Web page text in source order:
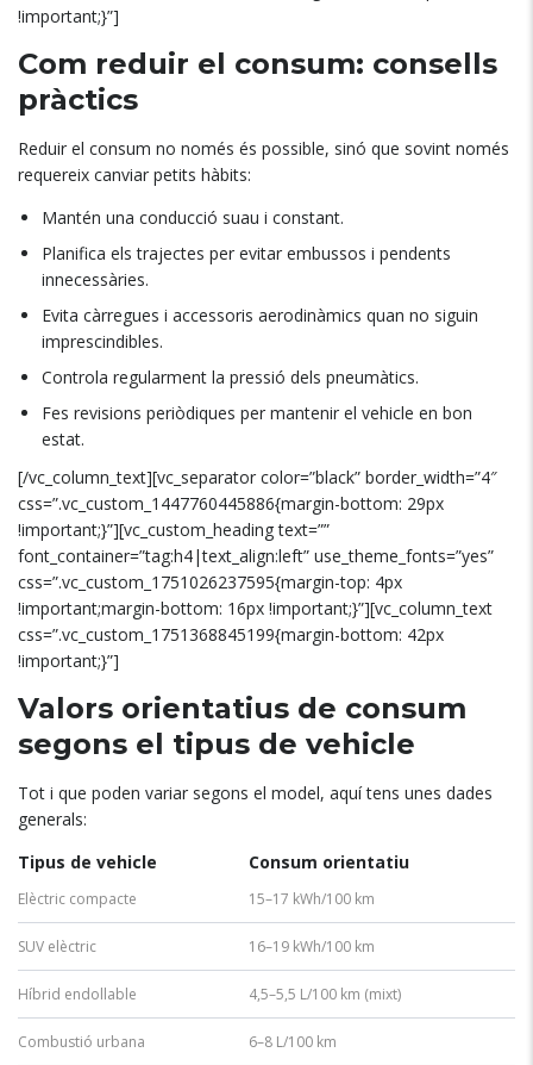
!important;}”]
Com reduir el consum: consells
pràctics
Reduir el consum no només és possible, sinó que sovint només
requereix canviar petits hàbits:
Mantén una conducció suau i constant.
Planifica els trajectes per evitar embussos i pendents
innecessàries.
Evita càrregues i accessoris aerodinàmics quan no siguin
imprescindibles.
Controla regularment la pressió dels pneumàtics.
Fes revisions periòdiques per mantenir el vehicle en bon
estat.
[/vc_column_text][vc_separator color=”black” border_width=”4″
css=”.vc_custom_1447760445886{margin-bottom: 29px
!important;}”][vc_custom_heading text=””
font_container=”tag:h4|text_align:left” use_theme_fonts=”yes”
css=”.vc_custom_1751026237595{margin-top: 4px
!important;margin-bottom: 16px !important;}”][vc_column_text
css=”.vc_custom_1751368845199{margin-bottom: 42px
!important;}”]
Valors orientatius de consum
segons el tipus de vehicle
Tot i que poden variar segons el model, aquí tens unes dades
generals:
Tipus de vehicle
Consum orientatiu
Elèctric compacte 15–17 kWh/100 km
SUV elèctric 16–19 kWh/100 km
Híbrid endollable 4,5–5,5 L/100 km (mixt)
Combustió urbana 6–8 L/100 km